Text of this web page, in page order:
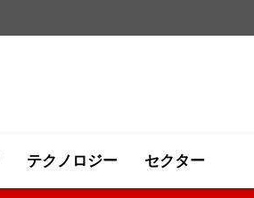
テクノロジー セクター